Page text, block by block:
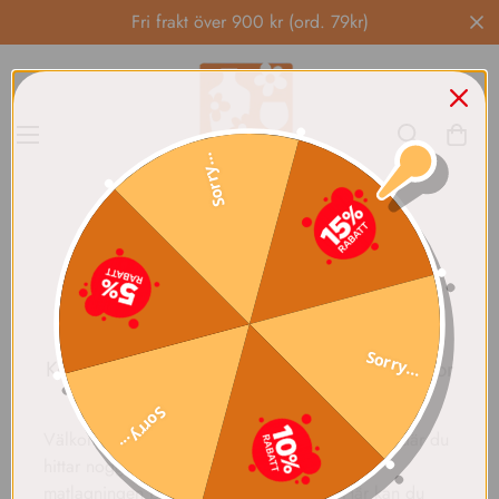
Fri frakt över 900 kr (ord. 79kr)
Hem Kök & Matlagning
Kök & Matlagning
Kök & Matlagning – Köksredskap, stekpannor
& köksdetaljer online
Välkommen till vår kategori Kök & Matlagning, där du
hittar noggrant utvalda produkter som gör
matlagningen både roligare och bättre. Här kan du
Sorry...
Sorry...
Sorry...